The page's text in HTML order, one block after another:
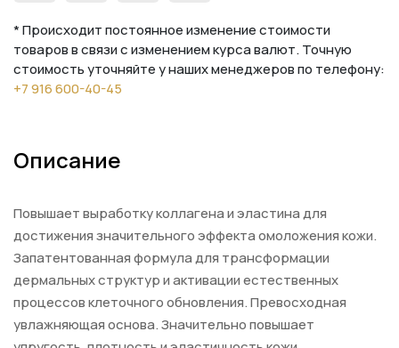
* Происходит постоянное изменение стоимости
товаров в связи с изменением курса валют. Точную
стоимость уточняйте у наших менеджеров по телефону:
+7 916 600-40-45
Описание
Повышает выработку коллагена и эластина для
достижения значительного эффекта омоложения кожи.
Запатентованная формула для трансформации
дермальных структур и активации естественных
процессов клеточного обновления. Превосходная
увлажняющая основа. Значительно повышает